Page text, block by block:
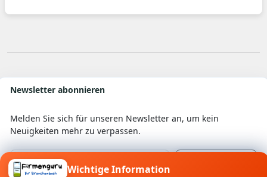
Newsletter abonnieren
Melden Sie sich für unseren Newsletter an, um kein
Neuigkeiten mehr zu verpassen.
Wichtige Information